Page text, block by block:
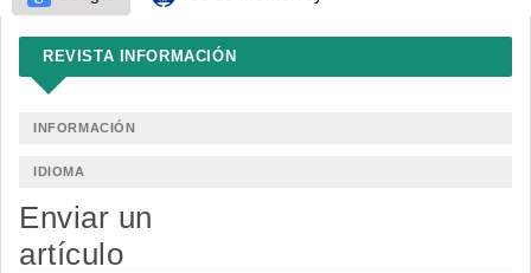
REVISTA INFORMACIÓN
INFORMACIÓN
IDIOMA
Enviar un
artículo